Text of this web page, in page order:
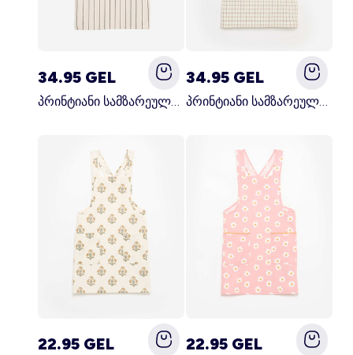
34.95 GEL
პრინტიანი სამზარეულოს წინსაფარი შავი
34.95 GEL
პრინტიანი სამზარეულოს წინსაფარი კრემისფერი
22.95 GEL 22.95 GEL